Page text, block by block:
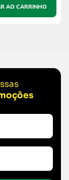
AO CARRINHO